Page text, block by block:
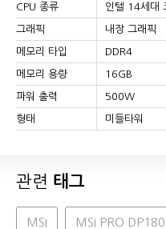
CPU 종류 인텔 14세대
그래픽 내장 그래픽
메모리 타입 DDR4
메모리 용량 16GB
파워 출력 500W
형태 미들타워
관련 태그
MSI MSI PRO DP180